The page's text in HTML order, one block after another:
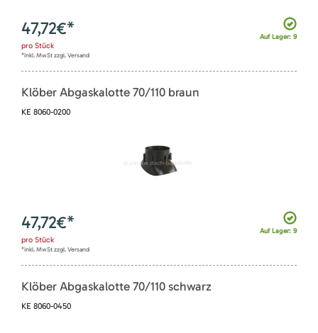
Auf Lager: 9
47,72€*
pro Stück
*inkl. MwSt zzgl. Versand
Klöber Abgaskalotte 70/110 braun
KE 8060-0200
Auf Lager: 9
47,72€*
pro Stück
*inkl. MwSt zzgl. Versand
Klöber Abgaskalotte 70/110 schwarz
KE 8060-0450